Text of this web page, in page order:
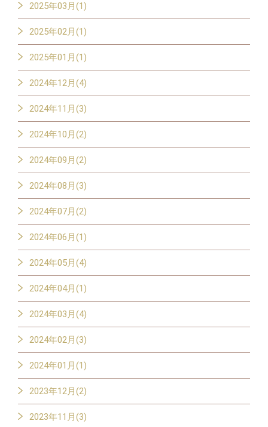
2025年03月(1)
2025年02月(1)
2025年01月(1)
2024年12月(4)
2024年11月(3)
2024年10月(2)
2024年09月(2)
2024年08月(3)
2024年07月(2)
2024年06月(1)
2024年05月(4)
2024年04月(1)
2024年03月(4)
2024年02月(3)
2024年01月(1)
2023年12月(2)
2023年11月(3)